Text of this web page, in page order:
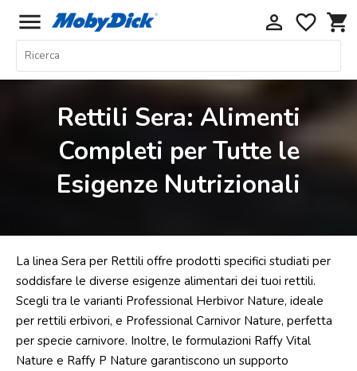
menu perm_identity favorite_border shopping_cart
Home
Piccoli
Mammiferi
Uccelli
Chi
siamo
Contatti
Rettili Sera: Alimenti
Completi per Tutte le
Esigenze Nutrizionali
La linea Sera per Rettili offre prodotti specifici studiati per
soddisfare le diverse esigenze alimentari dei tuoi rettili.
Scegli tra le varianti Professional Herbivor Nature, ideale
per rettili erbivori, e Professional Carnivor Nature, perfetta
per specie carnivore. Inoltre, le formulazioni Raffy Vital
Nature e Raffy P Nature garantiscono un supporto